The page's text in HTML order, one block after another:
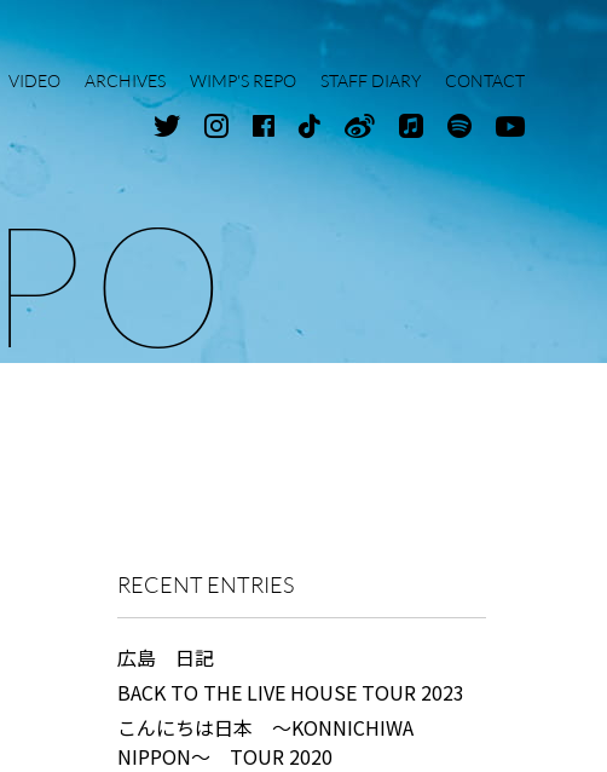
VIDEO ARCHIVES WIMP'S REPO STAFF DIARY CONTACT
PO
RECENT ENTRIES
広島 日記
BACK TO THE LIVE HOUSE TOUR 2023
こんにちは日本 ～KONNICHIWA
NIPPON～ TOUR 2020